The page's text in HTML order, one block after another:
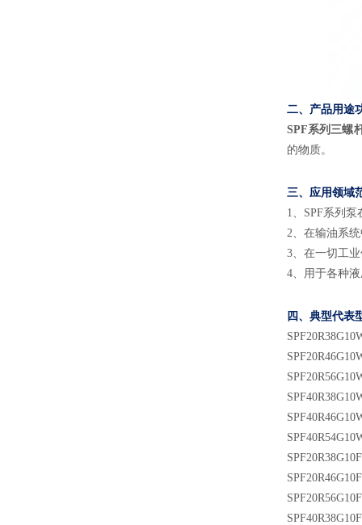
二、产品用途
SPF系列三螺
的物质。
三、应用领域
1、 SPF系列
2、 在输油系
3、 在一切工
4、 用于各种
四、典型代表
SPF20
SPF20R
SPF20R
SPF40R38
SPF40R46
SPF40R54
SPF20
SPF20R46G10
SPF20R56G10
SPF40R38G10